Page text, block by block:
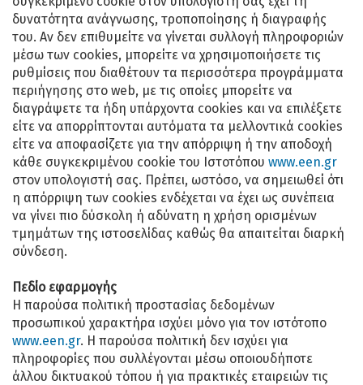
δυνατότητα ανάγνωσης, τροποποίησης ή διαγραφής
του. Αν δεν επιθυμείτε να γίνεται συλλογή πληροφοριών
μέσω των cookies, μπορείτε να χρησιμοποιήσετε τις
ρυθμίσεις που διαθέτουν τα περισσότερα προγράμματα
περιήγησης στο web, με τις οποίες μπορείτε να
διαγράψετε τα ήδη υπάρχοντα cookies και να επιλέξετε
είτε να απορρίπτονται αυτόματα τα μελλοντικά cookies
είτε να αποφασίζετε για την απόρριψη ή την αποδοχή
κάθε συγκεκριμένου cookie του Ιστοτόπου www.een.gr
στον υπολογιστή σας. Πρέπει, ωστόσο, να σημειωθεί ότι
η απόρριψη των cookies ενδέχεται να έχει ως συνέπεια
να γίνει πιο δύσκολη ή αδύνατη η χρήση ορισμένων
τμημάτων της ιστοσελίδας καθώς θα απαιτείται διαρκή
σύνδεση.
Πεδίο εφαρμογής
Η παρούσα πολιτική προστασίας δεδομένων
προσωπικού χαρακτήρα ισχύει μόνο για τον ιστότοπο
www.een.gr. Η παρούσα πολιτική δεν ισχύει για
πληροφορίες που συλλέγονται μέσω οποιουδήποτε
άλλου δικτυακού τόπου ή για πρακτικές εταιρειών τις